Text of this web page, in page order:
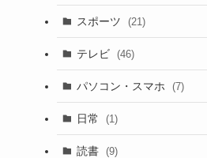
スポーツ (21)
テレビ (46)
パソコン・スマホ (7)
日常 (1)
読書 (9)